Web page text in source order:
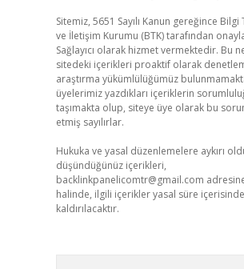
Sitemiz, 5651 Sayılı Kanun gereğince
ve İletişim Kurumu (BTK) tarafından
Sağlayıcı olarak hizmet vermektedir. Bu
sitedeki içerikleri proaktif olarak
araştırma yükümlülüğümüz
üyelerimiz yazdıkları içeriklerin
taşımakta olup, siteye üye olarak bu
etmiş sayılırlar.
Hukuka ve yasal düzenlemelere aykırı
düşündüğünüz içerikleri,
backlinkpanelicomtr@gmail.com
halinde, ilgili içerikler yasal süre
kaldırılacaktır.